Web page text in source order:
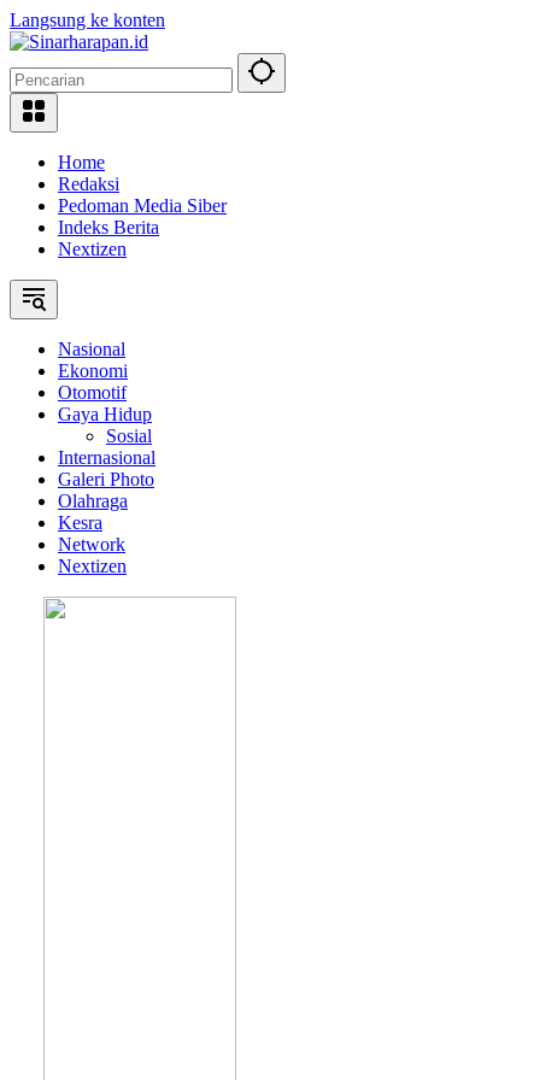
Langsung ke konten
Home
Redaksi
Pedoman Media Siber
Indeks Berita
Nextizen
Nasional
Ekonomi
Otomotif
Gaya Hidup
Sosial
Internasional
Galeri Photo
Olahraga
Kesra
Network
Nextizen